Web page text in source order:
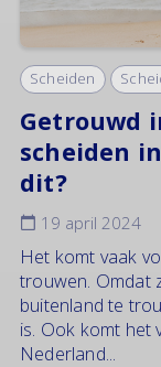
Scheiden
Getrouwd
scheiden
dit?
19 april 2024
Het komt vaak
trouwen. Omdat
buitenland te
is. Ook komt het
Nederland...